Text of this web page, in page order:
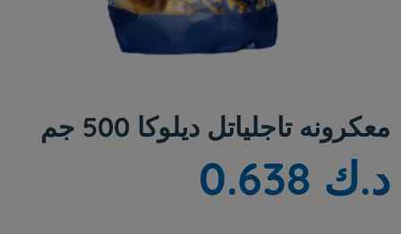
معكرونه تاجلياتل ديلوكا 500 جم
د.ك 0.638